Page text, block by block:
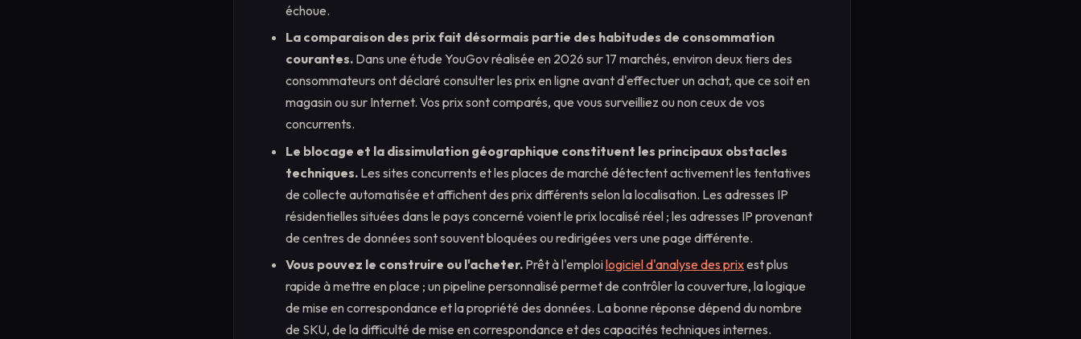
échoue.
La comparaison des prix fait désormais partie des habitudes de consommation
courantes. Dans une étude YouGov réalisée en 2026 sur 17 marchés, environ deux tiers des
consommateurs ont déclaré consulter les prix en ligne avant d'effectuer un achat, que ce soit en
magasin ou sur Internet. Vos prix sont comparés, que vous surveilliez ou non ceux de vos
concurrents.
Le blocage et la dissimulation géographique constituent les principaux obstacles
techniques. Les sites concurrents et les places de marché détectent activement les tentatives
de collecte automatisée et affichent des prix différents selon la localisation. Les adresses IP
résidentielles situées dans le pays concerné voient le prix localisé réel ; les adresses IP provenant
de centres de données sont souvent bloquées ou redirigées vers une page différente.
Vous pouvez le construire ou l'acheter. Prêt à l'emploilogiciel d'analyse des prixest plus
rapide à mettre en place ; un pipeline personnalisé permet de contrôler la couverture, la logique
de mise en correspondance et la propriété des données. La bonne réponse dépend du nombre
de SKU, de la difficulté de mise en correspondance et des capacités techniques internes.